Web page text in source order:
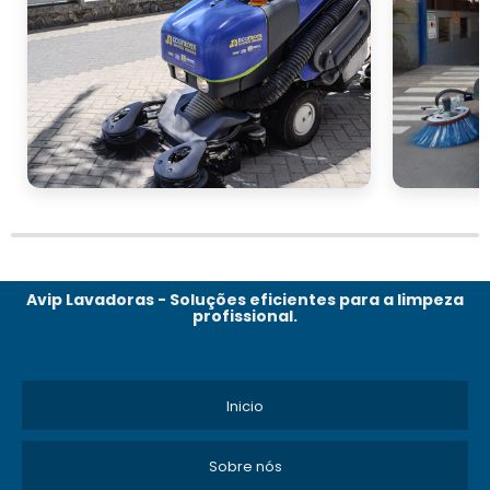
Avip Lavadoras - Soluções eficientes para a limpeza
profissional.
Inicio
Sobre nós